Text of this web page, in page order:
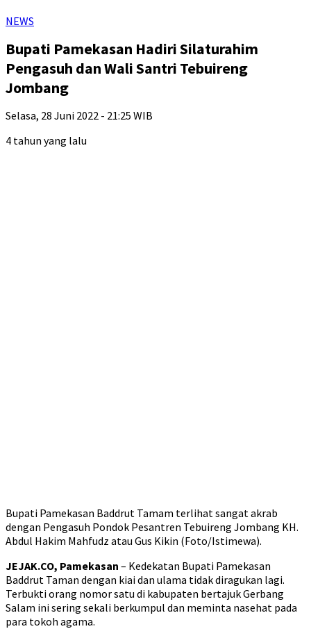
NEWS
Bupati Pamekasan Hadiri Silaturahim
Pengasuh dan Wali Santri Tebuireng
Jombang
Selasa, 28 Juni 2022 - 21:25 WIB
4 tahun yang lalu
Bupati Pamekasan Baddrut Tamam terlihat sangat akrab
dengan Pengasuh Pondok Pesantren Tebuireng Jombang KH.
Abdul Hakim Mahfudz atau Gus Kikin (Foto/Istimewa).
JEJAK.CO, Pamekasan – Kedekatan Bupati Pamekasan
Baddrut Taman dengan kiai dan ulama tidak diragukan lagi.
Terbukti orang nomor satu di kabupaten bertajuk Gerbang
Salam ini sering sekali berkumpul dan meminta nasehat pada
para tokoh agama.